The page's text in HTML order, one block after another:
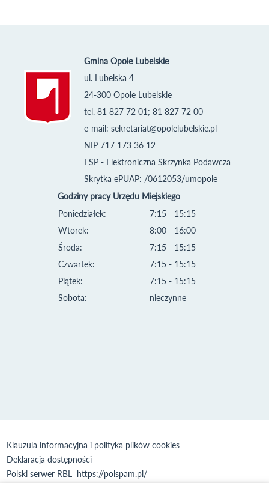
Gmina Opole Lubelskie
ul. Lubelska 4
24-300 Opole Lubelskie
tel. 81 827 72 01; 81 827 72 00
e-mail: sekretariat@opolelubelskie.pl
NIP 717 173 36 12
ESP - Elektroniczna Skrzynka Podawcza
Skrytka ePUAP: /0612053/umopole
Godziny pracy Urzędu Miejskiego
Poniedziałek:
Wtorek:
Środa:
Czwartek:
Piątek:
Sobota:
7:15 - 15:15
8:00 - 16:00
7:15 - 15:15
7:15 - 15:15
7:15 - 15:15
nieczynne
Klauzula informacyjna i polityka plików cookies
Deklaracja dostępności
Polski serwer RBL https://polspam.pl/